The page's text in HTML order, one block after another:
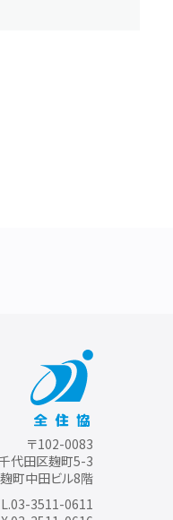
〒102-0083
代田区麹町5-3
麹町中田ビル8階
3511-0611